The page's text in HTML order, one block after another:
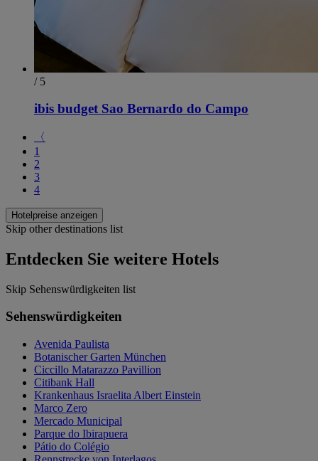
/ 5
ibis budget Sao Bernardo do Campo
〈
1
2
3
4
Hotelpreise anzeigen
Skip other destinations list
Entdecken Sie weitere Hotels
Skip Sehenswürdigkeiten list
Sehenswürdigkeiten
Avenida Paulista
Botanischer Garten München
Ciccillo Matarazzo Pavillion
Citibank Hall
Krankenhaus Israelita Albert Einstein
Marco Zero
Mercado Municipal
Parque do Ibirapuera
Pátio do Colégio